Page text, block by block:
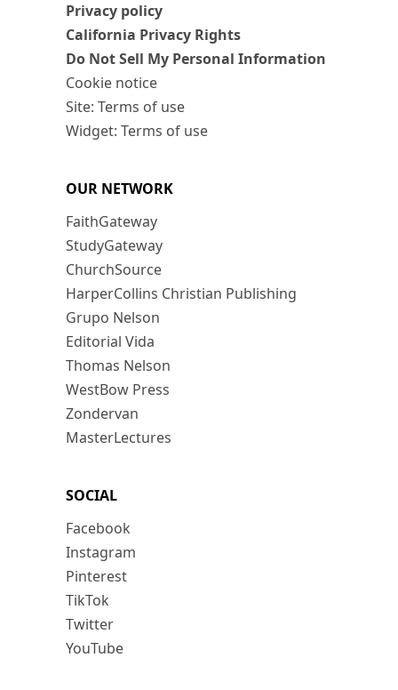
Privacy policy
California Privacy Rights
Do Not Sell My Personal Information
Cookie notice
Site: Terms of use
Widget: Terms of use
OUR NETWORK
FaithGateway
StudyGateway
ChurchSource
HarperCollins Christian Publishing
Grupo Nelson
Editorial Vida
Thomas Nelson
WestBow Press
Zondervan
MasterLectures
SOCIAL
Facebook
Instagram
Pinterest
TikTok
Twitter
YouTube